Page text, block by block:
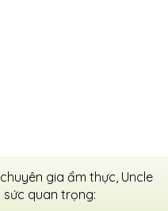
gia ẩm thực, Uncle
quan trọng: